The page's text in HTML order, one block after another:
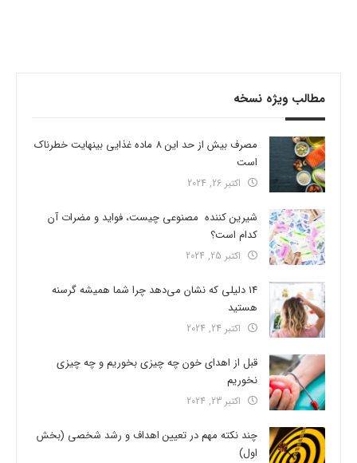
مطالب ویژه نسخه
مصرف بیش از حد این 8 ماده غذایی بینهایت خطرناک
است
اکتبر 26, 2024
شیرین کننده مصنوعی چیست، فواید و مضرات آن
کدام است؟
اکتبر 25, 2024
14 دلیلی که نشان می‌دهد چرا شما همیشه گرسنه
هستید
اکتبر 24, 2024
قبل از اهدای خون چه چیزی بخوریم و چه چیزی
نخوریم
اکتبر 23, 2024
چند نکته مهم در تعیین اهداف و رشد شخصی (بخش
اول)